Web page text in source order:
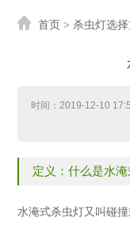
首页 >杀虫灯选
时间： 2019-12-10
定义：什么是水
水淹式杀虫灯又叫碰撞